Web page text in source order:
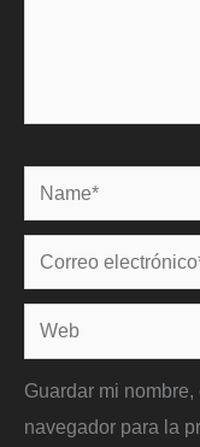
Name*
Correo
electrónico*
Web
Guardar mi
navegador para la